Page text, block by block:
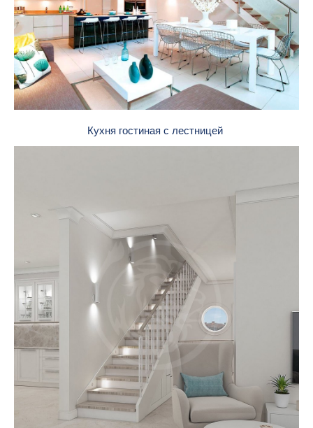
Кухня гостиная с лестницей